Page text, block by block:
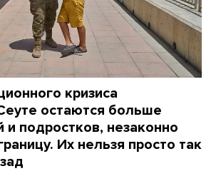
кризиса
остаются больше
и подростков, незаконно
Их нельзя просто так